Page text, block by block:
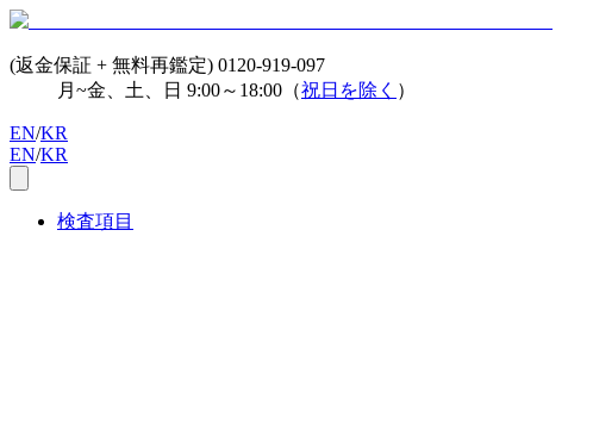
(返金保証 + 無料再鑑定) 0120-919-097
月~金、土、日 9:00～18:00（祝日を除く ）
EN/KR
EN/KR
検査項目